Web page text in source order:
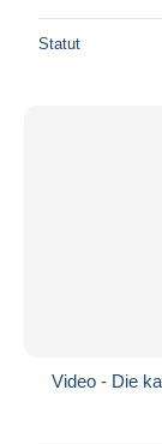
Statut
Video - Die